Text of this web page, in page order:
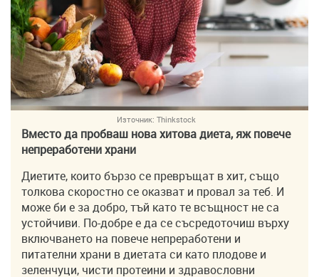
Източник: Thinkstock
Вместо да пробваш нова хитова диета, яж повече
непреработени храни
Диетите, които бързо се превръщат в хит, също
толкова скоростно се оказват и провал за теб. И
може би е за добро, тъй като те всъщност не са
устойчиви. По-добре е да се съсредоточиш върху
включването на повече непреработени и
питателни храни в диетата си като плодове и
зеленчуци, чисти протеини и здравословни